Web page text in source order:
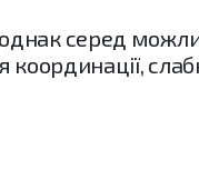
серед